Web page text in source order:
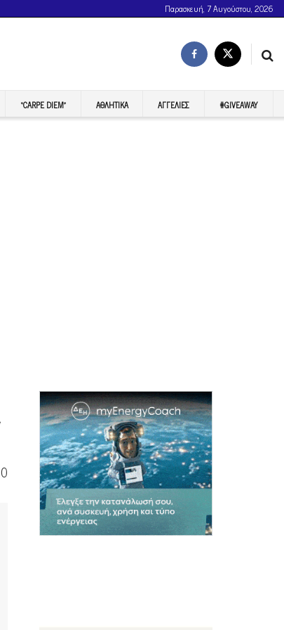
Παρασκευή, 7 Αυγούστου, 2026
“CARPE DIEM” ΑΘΛΗΤΙΚΆ ΑΓΓΕΛΊΕΣ #GIVEAWAY
0